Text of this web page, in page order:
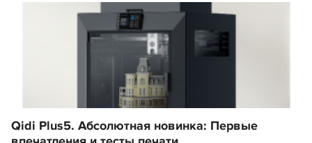
Qidi Plus5. Абсолютная новинка: Первые